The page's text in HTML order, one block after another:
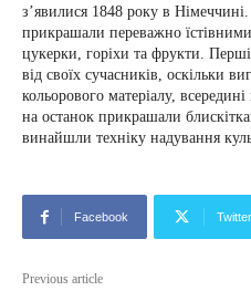
з’явилися 1848 року в
прикрашали переважно
цукерки, горіхи та фрукти. Перші
від своїх сучасників, оскільки
кольорового матеріалу,
на останок прикрашали
винайшли техніку надування
Facebook Twitter
Previous article